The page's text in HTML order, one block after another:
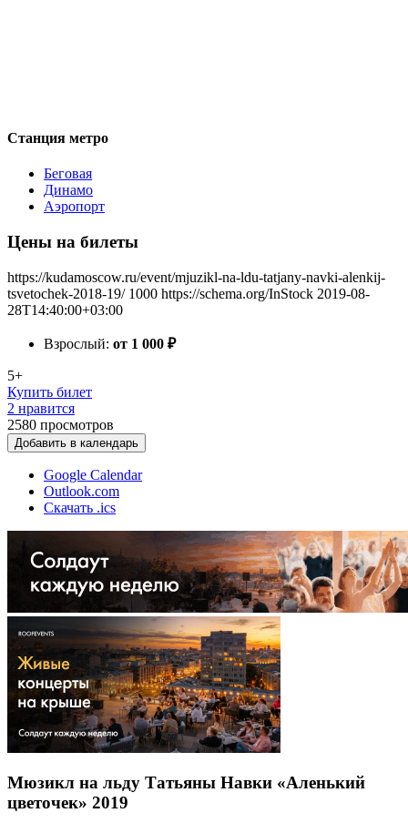
Станция метро
Беговая
Динамо
Аэропорт
Цены на билеты
https://kudamoscow.ru/event/mjuzikl-na-ldu-tatjany-navki-alenkij-
tsvetochek-2018-19/ 1000 https://schema.org/InStock 2019-08-
28T14:40:00+03:00
Взрослый: от 1 000 ₽
5+
Купить билет
2 нравится
2580 просмотров
Добавить в календарь
Google Calendar
Outlook.com
Скачать .ics
Мюзикл на льду Татьяны Навки «Аленький
цветочек» 2019